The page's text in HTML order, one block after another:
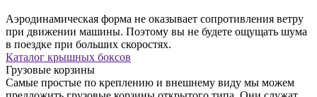
Аэродинамическая форма не оказывает сопротивления ветру
при движении машины. Поэтому вы не будете ощущать шума
в поездке при больших скоростях.
Каталог крышных боксов
Грузовые корзины
Самые простые по креплению и внешнему виду мы можем